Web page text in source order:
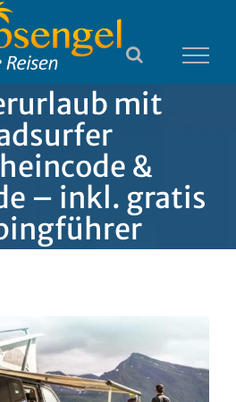
mit
&
– inkl. gratis